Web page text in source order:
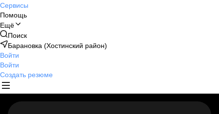
Сервисы
Помощь
Ещё
Поиск
Барановка (Хостинский район)
Войти
Войти
Создать резюме